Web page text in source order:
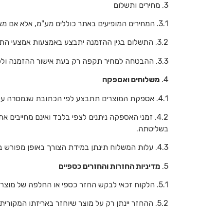
3. מחירים ותשלום
3.1. המחירים המופיעים באתר כוללים מע"מ, אלא אם מצוין אחרת.
3.2. התשלום בגין ההזמנה יתבצע באמצעות אמצעי התשלום המוצעים באתר.
3.3. ההבטחה למחיר תקפה רק בעת אישור ההזמנה ולפי מצב המלאי במועד ההזמנה.
4. משלוחים ואספקה
4.1. אספקת המוצרים תתבצע לפי הכתובת שנמסרה על ידי הלקוח במסגרת ההזמנה.
4.2. זמני האספקה ניתנים לצפי בלבד ואינם מחייבים את החברה; החברה תעשה מאמצים למסור את ההזמנה בזמנים שנקבעו,
בשליטתה.
4.3. עלות המשלוח תינתן במידת הצורך באופן מפורש בעת ההזמנה.
5. מדיניות החזרות והחזרים כספיים
5.1. הלקוח זכאי לבקש החזר כספי או החלפה של מוצר בתוך 14 ימים מיום קבלת המוצר, במידה והמוצר פגום, לא תואם להזמנה או ניזוק בדרך.
5.2. ההחזר יינתן רק על מוצר שיוחזר באריזתו המקורית, ללא שימוש, במצב תקין וללא פגעים.